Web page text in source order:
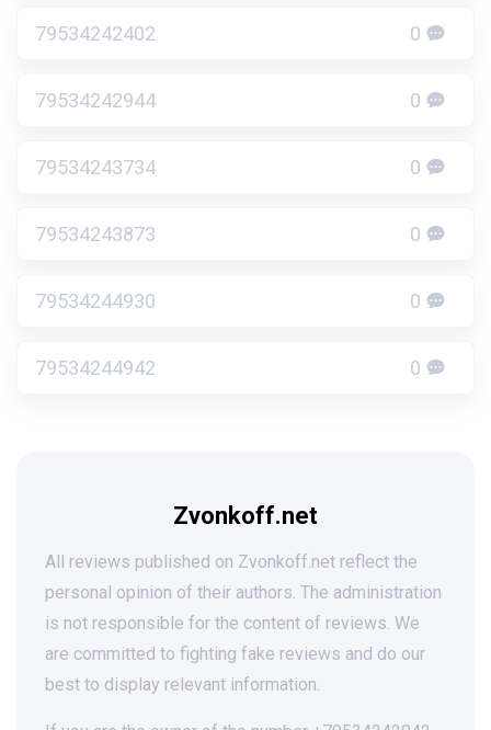
79534242402 0
79534242944 0
79534243734 0
79534243873 0
79534244930 0
79534244942 0
Zvonkoff.net
All reviews published on Zvonkoff.net reflect the
personal opinion of their authors. The administration
is not responsible for the content of reviews. We
are committed to fighting fake reviews and do our
best to display relevant information.